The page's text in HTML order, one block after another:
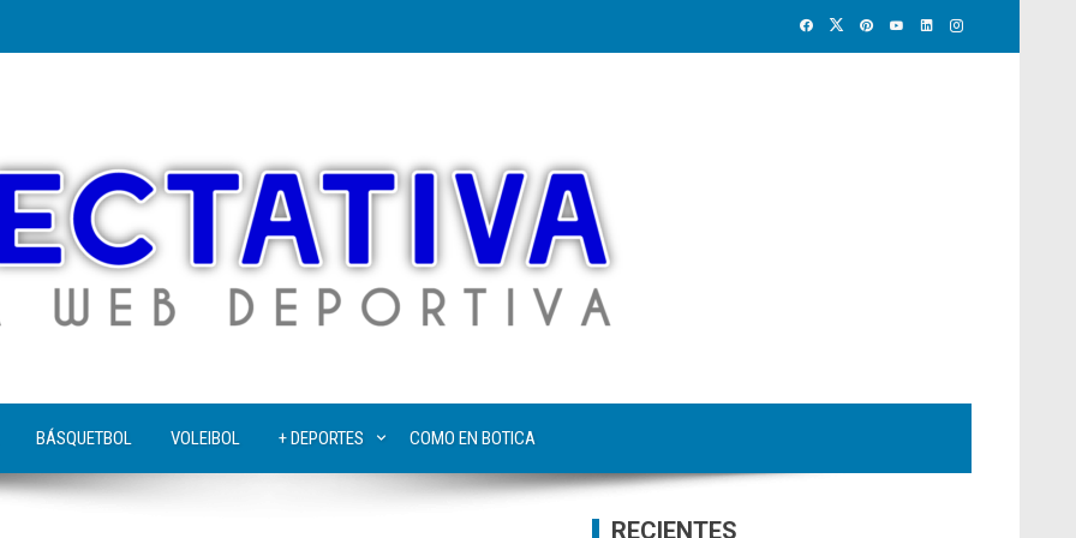
BÁSQUETBOL VOLEIBOL + DEPORTES COMO EN BOTICA
RECIENTES